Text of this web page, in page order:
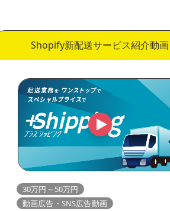
Shopify新配送サービス紹介動画
30万円～50万円
動画広告・SNS広告動画